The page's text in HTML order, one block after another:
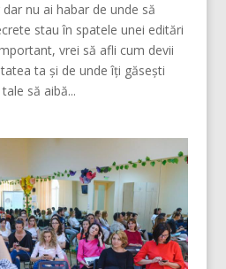
nu ai habar de unde să
stau în spatele unei editări
vrei să afli cum devii
ta și de unde îți găsești
să aibă...